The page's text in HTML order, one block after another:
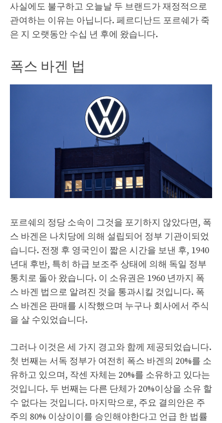
사실에도 불구하고 오늘날 두 브랜드가 재정적으로
관여하는 이유는 아닙니다. 페르디난드 포르쉐가 죽
은 지 오랫동안 수십 년 후에 왔습니다.
폭스 바겐 법
포르쉐의 정당 소속이 그것을 포기하지 않았다면, 폭
스 바겐은 나치당에 의해 설립되어 정부 기관이되었
습니다. 전쟁 후 영국인이 짧은 시간을 보낸 후, 1940
년대 후반, 특히 하급 보조주 상태에 의해 독일 정부
통치로 돌아 왔습니다. 이 소유권은 1960 년까지 폭
스 바겐 법으로 알려진 것을 통과시킬 것입니다. 폭
스 바겐은 판매를 시작했으며 누구나 회사에서 주식
을 살 수있었습니다.
그러나 이것은 세 가지 경고와 함께 제공되었습니다.
첫 번째는 서독 정부가 여전히 폭스 바겐의 20%를 소
유하고 있으며, 작센 자체는 20%를 소유하고 있다는
것입니다. 두 번째는 다른 단체가 20%이상을 소유 할
수 없다는 것입니다. 마지막으로, 주요 결의안은 주
주의 80% 이상이이를 승인해야한다고 언급 한 법률